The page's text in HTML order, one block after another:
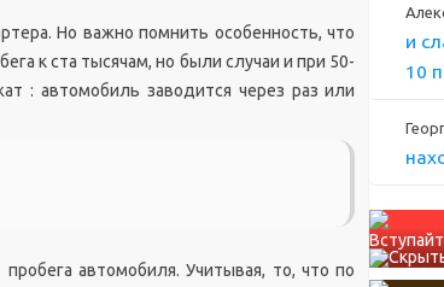
Но важно помнить особенность, что
к ста тысячам, но были случаи и при 50-
: автомобиль заводится через раз или
автомобиля. Учитывая, то, что по
и
10